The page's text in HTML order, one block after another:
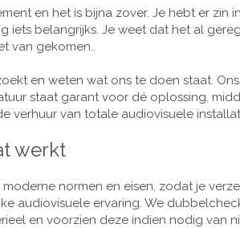
en het is bijna zover. Je hebt er zin
iets belangrijks. Je weet dat het al
van gekomen..
en weten wat ons te doen staat.
staat garant voor dé oplossing,
verhuur van totale audiovisuele
werkt
normen en eisen, zodat je
audiovisuele ervaring. We
en voorzien deze indien nodig van